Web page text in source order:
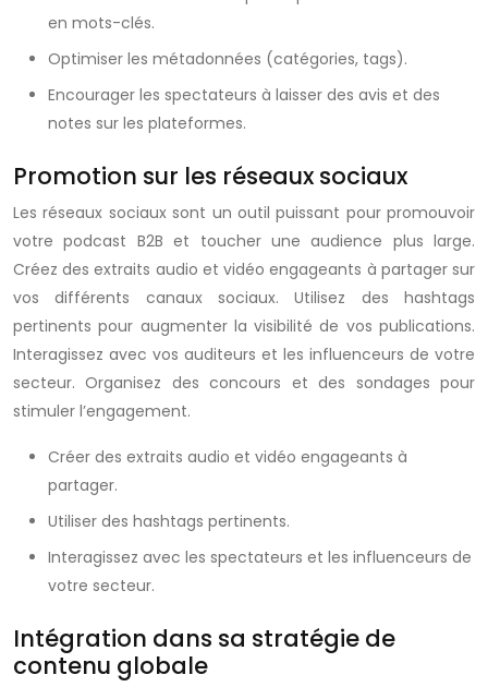
en mots-clés.
Optimiser les métadonnées (catégories, tags).
Encourager les spectateurs à laisser des avis et des
notes sur les plateformes.
Promotion sur les réseaux sociaux
Les réseaux sociaux sont un outil puissant pour promouvoir
votre podcast B2B et toucher une audience plus large.
Créez des extraits audio et vidéo engageants à partager sur
vos différents canaux sociaux. Utilisez des hashtags
pertinents pour augmenter la visibilité de vos publications.
Interagissez avec vos auditeurs et les influenceurs de votre
secteur. Organisez des concours et des sondages pour
stimuler l’engagement.
Créer des extraits audio et vidéo engageants à
partager.
Utiliser des hashtags pertinents.
Interagissez avec les spectateurs et les influenceurs de
votre secteur.
Intégration dans sa stratégie de
contenu globale